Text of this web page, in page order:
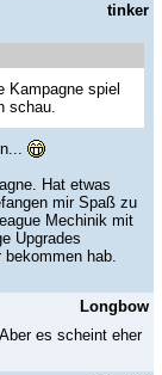
tinker
Kampagne spiel
schau.
Hat etwas
mir Spaß zu
Mechinik mit
Upgrades
bekommen hab.
Longbow
es scheint eher